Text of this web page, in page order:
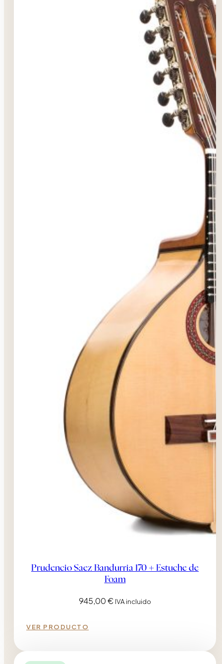
Prudencio Saez Bandurria 170 + Estuche de
Foam
945,00€ IVA incluido
VER PRODUCTO